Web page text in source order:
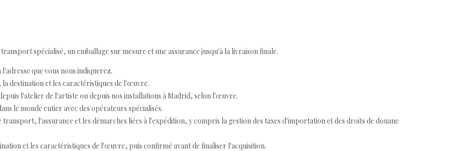
spécialisé, un emballage sur mesure et une assurance jusqu'à la livraison finale.
que vous nous indiquerez.
destination et les caractéristiques de l'œuvre.
l'atelier de l'artiste ou depuis nos installations à Madrid, selon l'œuvre.
le monde entier avec des opérateurs spécialisés.
l'assurance et les démarches liées à l'expédition, y compris la gestion des taxes d'importation et des droits de douane
et les caractéristiques de l'œuvre, puis confirmé avant de finaliser l'acquisition.